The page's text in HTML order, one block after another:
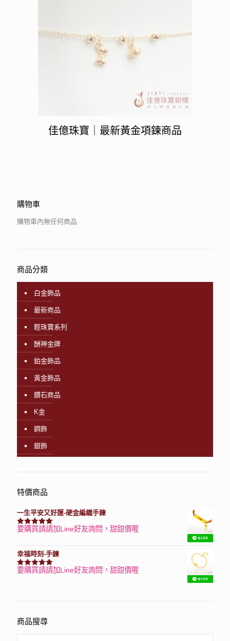
佳億珠寶｜最新黃金項鍊商品
購物車
購物車內無任何商品
商品分類
白金飾品
最新商品
輕珠寶系列
酬神金牌
鉑金飾品
黃金飾品
鑽石商品
K金
鋼飾
銀飾
特價商品
一生平安又好運-硬金編織手鍊
評分7740滿分 5
要購買請請加Line好友詢問，甜甜價喔
幸福時刻-手鍊
評分3150滿分 5
要購買請請加Line好友詢問，甜甜價喔
商品搜尋